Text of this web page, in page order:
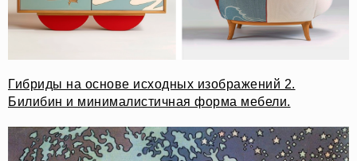
Гибриды на основе исходных изображений 2.
Билибин и минималистичная форма мебели.